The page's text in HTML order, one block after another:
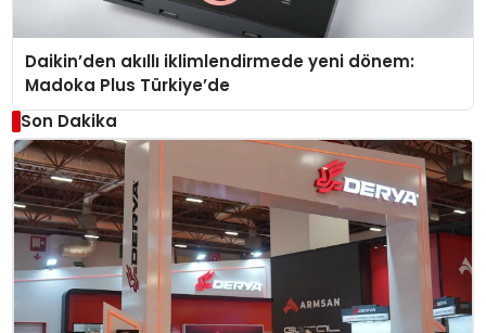
Daikin’den akıllı iklimlendirmede yeni dönem:
Madoka Plus Türkiye’de
Son Dakika